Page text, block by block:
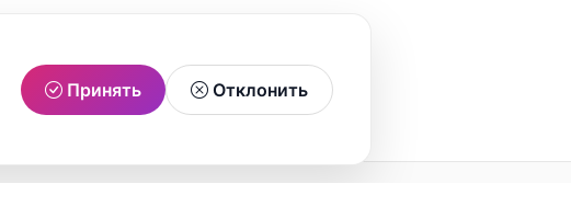
Принять Отклонить